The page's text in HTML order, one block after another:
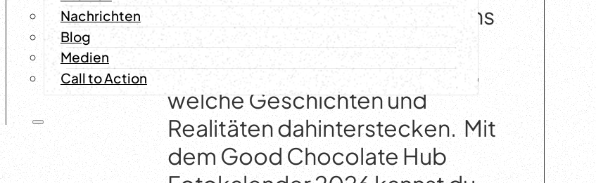
Nachrichten
Blog
Medien
Call to Action
Schokolade ist für viele von uns
ein Moment des Genusses –
doch selten denken wir daran,
welche Geschichten und
Realitäten dahinterstecken. Mit
dem Good Chocolate Hub